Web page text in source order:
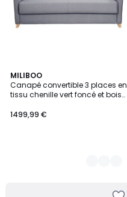
MILIBOO
Canapé convertible 3 places en
tissu chenille vert foncé et bois
SKANDY
1499,99 €
3
Couleurs